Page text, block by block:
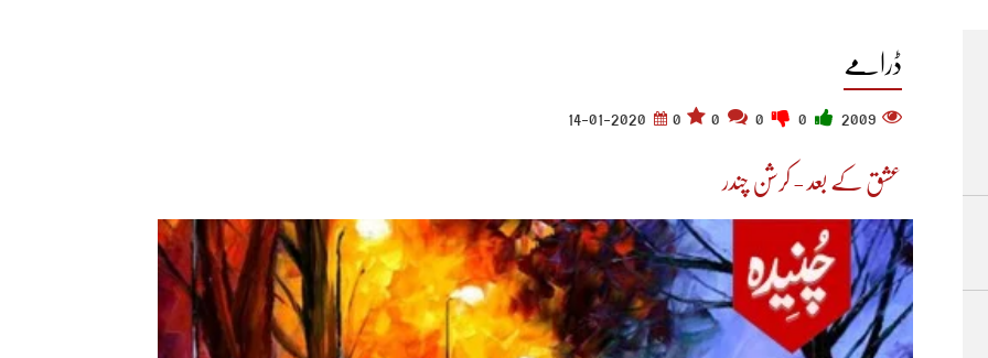
ڈرامے
2009
0
14-01-2020
عشق کے بعد - کرشن چندر